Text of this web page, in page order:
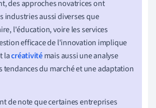
des approches novatrices ont
industries aussi diverses que
l'éducation, voire les services
efficace de l'innovation implique
lacréativitémais aussi une analyse
tendances du marché et une adaptation
de note que certaines entreprises